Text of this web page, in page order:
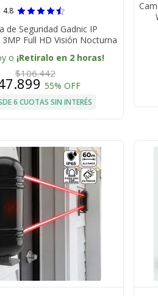
4.8
de Seguridad Gadnic IP
Full HD Visión Nocturna
o ¡Retiralo en 2 horas!
$106.442
55% OFF
6 CUOTAS SIN INTERÉS